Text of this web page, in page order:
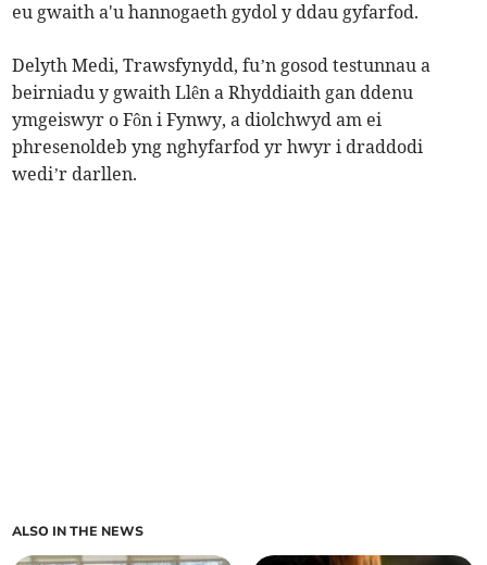
eu gwaith a'u hannogaeth gydol y ddau gyfarfod.
Delyth Medi, Trawsfynydd, fu’n gosod testunnau a
beirniadu y gwaith Llên a Rhyddiaith gan ddenu
ymgeiswyr o Fôn i Fynwy, a diolchwyd am ei
phresenoldeb yng nghyfarfod yr hwyr i draddodi
wedi’r darllen.
ALSO IN THE NEWS